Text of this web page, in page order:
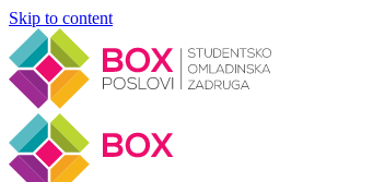
Skip to content